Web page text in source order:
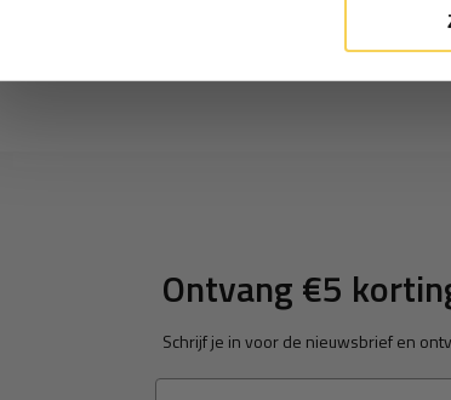
Ontvang €5
Schrijf je in voor de nieuwsbrief en